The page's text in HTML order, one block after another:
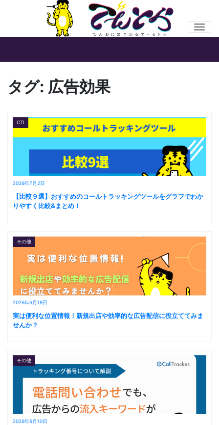
タグ: 広告効果
2026年7月2日
CTI
【比較９選】おすすめのコールトラッキングツールをグラフでわか
りやすく比較&まとめ！
2026年6月18日
その他
実は便利な位置情報！新規出店や効率的な広告配信に役立ててみま
せんか？
2026年6月10日
その他